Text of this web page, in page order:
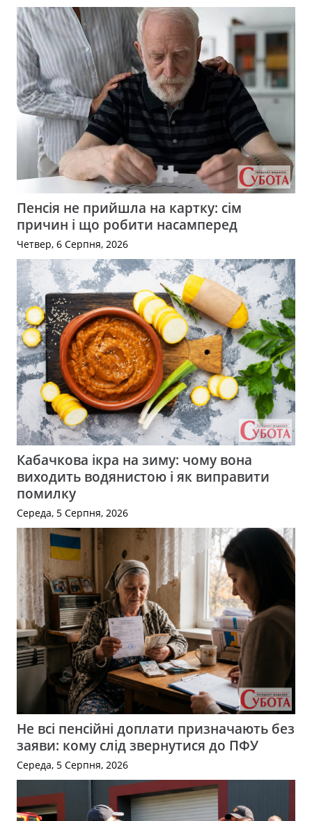
Пенсія не прийшла на картку: сім
причин і що робити насамперед
Четвер, 6 Серпня, 2026
Кабачкова ікра на зиму: чому вона
виходить водянистою і як виправити
помилку
Середа, 5 Серпня, 2026
Не всі пенсійні доплати призначають без
заяви: кому слід звернутися до ПФУ
Середа, 5 Серпня, 2026